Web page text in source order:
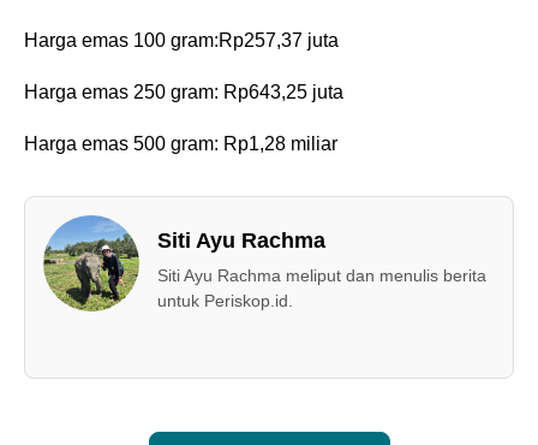
‎Harga emas 100 gram:Rp257,37 juta
‎Harga emas 250 gram: Rp643,25 juta
‎Harga emas 500 gram: Rp1,28 miliar
Siti Ayu Rachma
Siti Ayu Rachma meliput dan menulis berita
untuk Periskop.id.